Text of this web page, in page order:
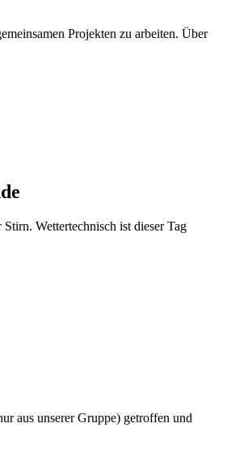
Projekten zu arbeiten. Über
Wettertechnisch ist dieser Tag
aus unserer Gruppe) getroffen und